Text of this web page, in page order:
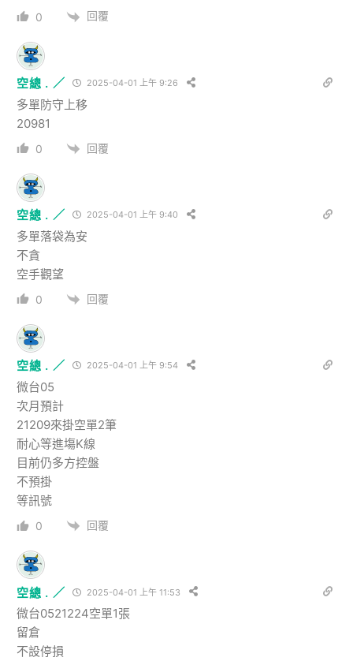
0 回覆
空總 . ／ 2025-04-01 上午 9:26
多單防守上移
20981
0 回覆
空總 . ／ 2025-04-01 上午 9:40
多單落袋為安
不貪
空手觀望
0 回覆
空總 . ／ 2025-04-01 上午 9:54
微台05
次月預計
21209來掛空單2筆
耐心等進塲K線
目前仍多方控盤
不預掛
等訊號
0 回覆
空總 . ／ 2025-04-01 上午 11:53
微台0521224空單1張
留倉
不設停損